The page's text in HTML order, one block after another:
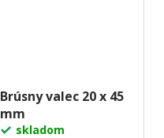
Brúsny valec 20 x 45
mm
skladom